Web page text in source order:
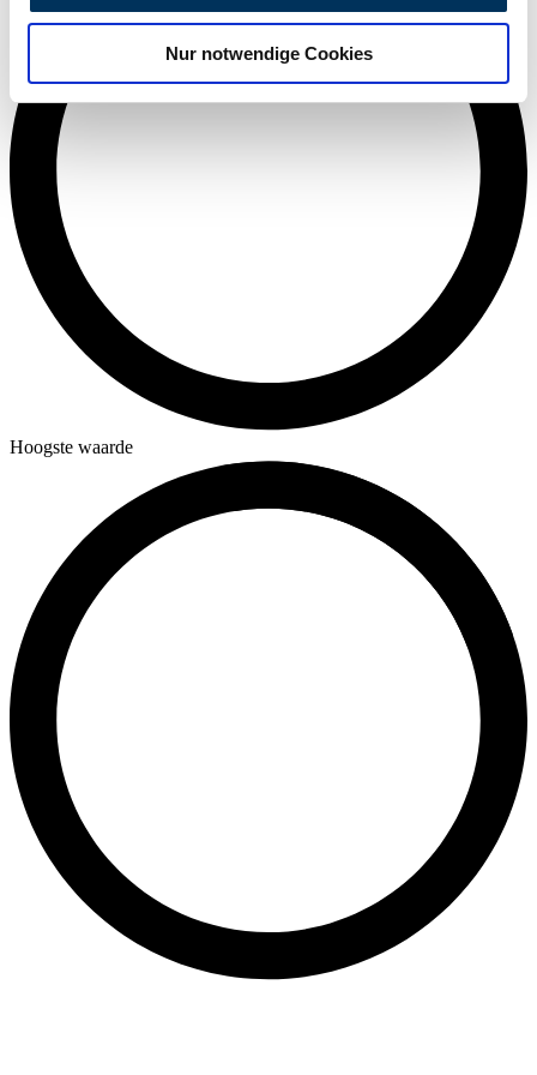
analysieren. Außerdem geben wir Informationen zu Ihrer
Verwendung unserer Website an unsere Partner für
soziale Medien, Werbung und Analysen weiter. Unsere
Partner führen diese Informationen möglicherweise mit
weiteren Daten zusammen, die Sie ihnen bereitgestellt
haben oder die sie im Rahmen Ihrer Nutzung der Dienste
gesammelt haben.
Nur notwendige Cookies
Hoogste waarde